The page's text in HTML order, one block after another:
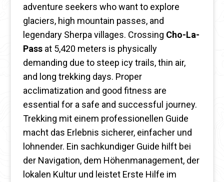
adventure seekers who want to explore
glaciers, high mountain passes, and
legendary Sherpa villages. Crossing Cho-La-
Pass at 5,420 meters is physically
demanding due to steep icy trails, thin air,
and long trekking days. Proper
acclimatization and good fitness are
essential for a safe and successful journey.
Trekking mit einem professionellen Guide
macht das Erlebnis sicherer, einfacher und
lohnender. Ein sachkundiger Guide hilft bei
der Navigation, dem Höhenmanagement, der
lokalen Kultur und leistet Erste Hilfe im